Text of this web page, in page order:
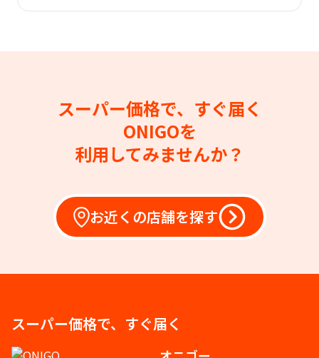
スーパー価格で、すぐ届く
ONIGOを
利用してみませんか？
お近くの店舗を探す
スーパー価格で、すぐ届く